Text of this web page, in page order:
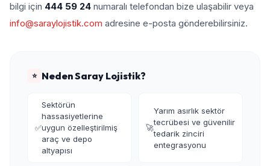
bilgi için 444 59 24 numaralı telefondan bize ulaşabilir veya
info@saraylojistik.com adresine e-posta gönderebilirsiniz.
⭐ Neden Saray Lojistik?
✅
Sektörün
hassasiyetlerine
uygun özelleştirilmiş
araç ve depo
altyapısı
🚀
Yarım asırlık sektör
tecrübesi ve güvenilir
tedarik zinciri
entegrasyonu